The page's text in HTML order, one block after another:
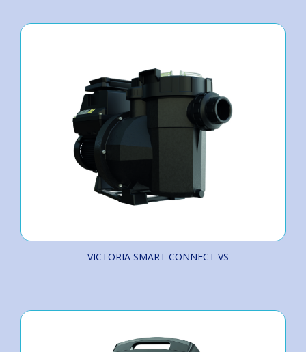
VICTORIA SMART CONNECT VS